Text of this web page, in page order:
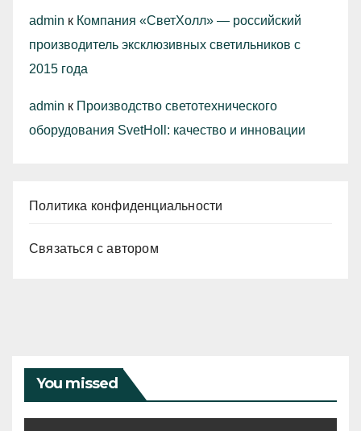
admin к Компания «СветХолл» — российский
производитель эксклюзивных светильников с
2015 года
admin к Производство светотехнического
оборудования SvetHoll: качество и инновации
Политика конфиденциальности
Связаться с автором
You missed